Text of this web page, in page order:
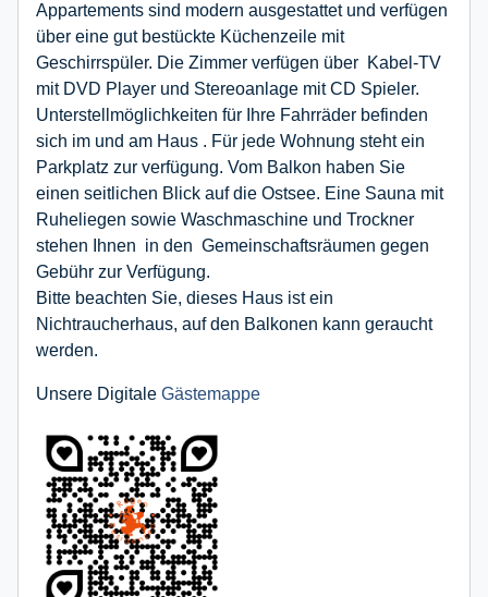
Appartements sind modern ausgestattet und verfügen
über eine gut bestückte Küchenzeile mit
Geschirrspüler. Die Zimmer verfügen über Kabel-TV
mit DVD Player und Stereoanlage mit CD Spieler.
Unterstellmöglichkeiten für Ihre Fahrräder befinden
sich im und am Haus . Für jede Wohnung steht ein
Parkplatz zur verfügung. Vom Balkon haben Sie
einen seitlichen Blick auf die Ostsee. Eine Sauna mit
Ruheliegen sowie Waschmaschine und Trockner
stehen Ihnen in den Gemeinschaftsräumen gegen
Gebühr zur Verfügung.
Bitte beachten Sie, dieses Haus ist ein
Nichtraucherhaus, auf den Balkonen kann geraucht
werden.
Unsere Digitale Gästemappe